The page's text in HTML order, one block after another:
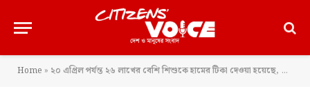
Home » ২০ এপ্রিল পর্যন্ত ২৬ লাখের বেশি শিশুকে হামের টিকা দেওয়া হয়েছে, লক্ষ্য দেড় কোটি